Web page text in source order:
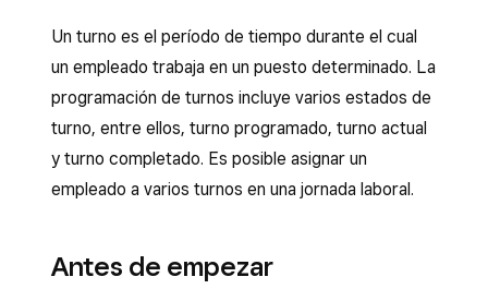
Un turno es el período de tiempo durante el cual
un empleado trabaja en un puesto determinado. La
programación de turnos incluye varios estados de
turno, entre ellos, turno programado, turno actual
y turno completado. Es posible asignar un
empleado a varios turnos en una jornada laboral.
Antes de empezar